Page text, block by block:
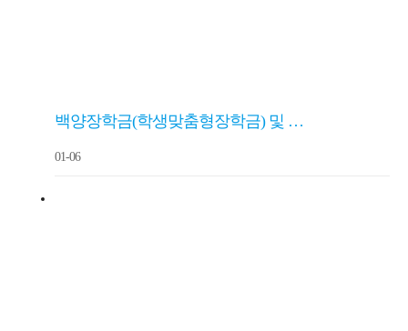
백양장학금(학생맞춤형장학금) 및 …
01-06